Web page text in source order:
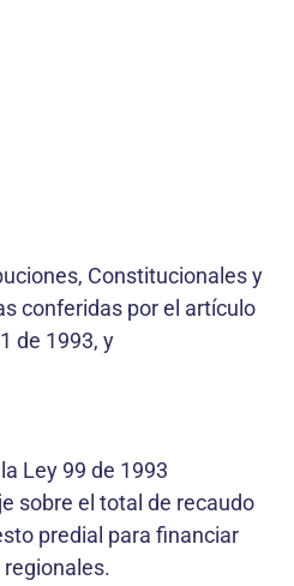
Constitucionales y
conferidas por el artículo
de 1993, y
Ley 99 de 1993
sobre el total de recaudo
predial para financiar